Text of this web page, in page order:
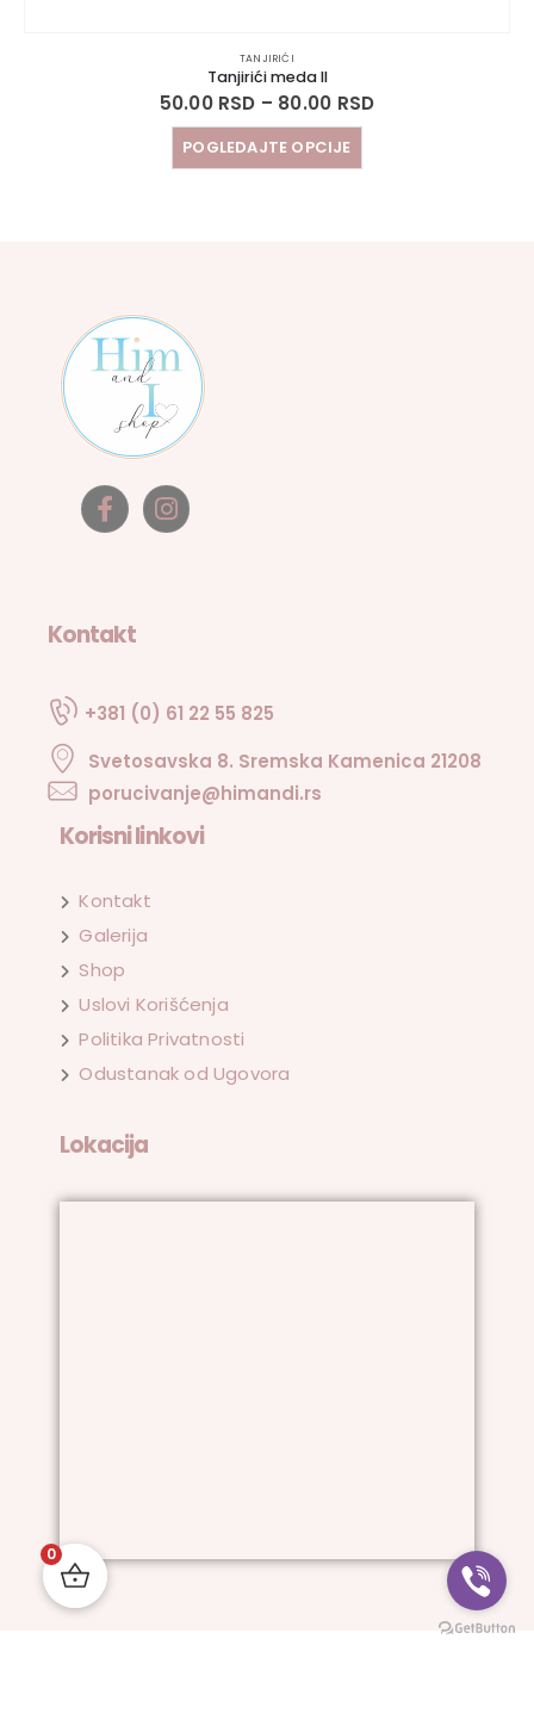
TANJIRIĆI
Tanjirići meda II
50.00 RSD – 80.00 RSD
POGLEDAJTE OPCIJE
Kontakt
+381 (0) 61 22 55 825
Svetosavska 8. Sremska Kamenica 21208
porucivanje@himandi.rs
Korisni linkovi
Kontakt
Galerija
Shop
Uslovi Korišćenja
Politika Privatnosti
Odustanak od Ugovora
Lokacija
0